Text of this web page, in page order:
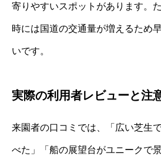
寄りやすいスポットがあります。
時には国道の交通量が増えるため
いです。
実際の利用者レビューと注
来園者の口コミでは、「広い芝生
べた」「船の展望台がユニークで